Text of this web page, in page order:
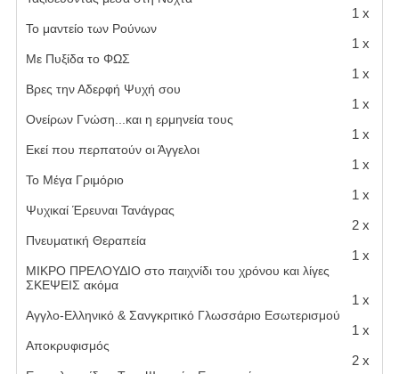
1 x
Το μαντείο των Ρούνων
1 x
Με Πυξίδα το ΦΩΣ
1 x
Βρες την Αδερφή Ψυχή σου
1 x
Ονείρων Γνώση...και η ερμηνεία τους
1 x
Εκεί που περπατούν οι Άγγελοι
1 x
Το Μέγα Γριμόριο
1 x
Ψυχικαί Έρευναι Τανάγρας
2 x
Πνευματική Θεραπεία
1 x
ΜΙΚΡΟ ΠΡΕΛΟΥΔΙΟ στο παιχνίδι του χρόνου και λίγες
ΣΚΕΨΕΙΣ ακόμα
1 x
Αγγλο-Ελληνικό & Σανγκριτικό Γλωσσάριο Εσωτερισμού
1 x
Αποκρυφισμός
2 x